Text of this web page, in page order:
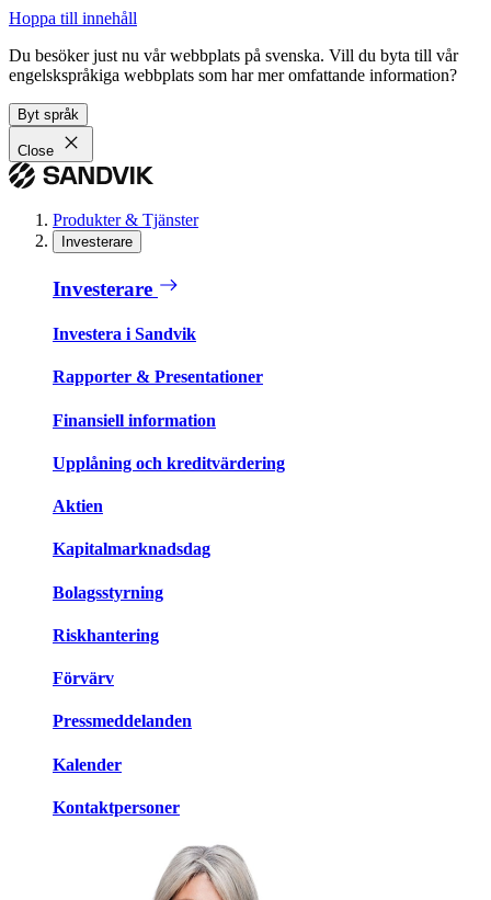
Hoppa till innehåll
Du besöker just nu vår webbplats på svenska. Vill du byta till vår
engelskspråkiga webbplats som har mer omfattande information?
Byt språk
Close
Produkter & Tjänster
Investerare
Investerare
Investera i Sandvik
Rapporter & Presentationer
Finansiell information
Upplåning och kreditvärdering
Aktien
Kapitalmarknadsdag
Bolagsstyrning
Riskhantering
Förvärv
Pressmeddelanden
Kalender
Kontaktpersoner